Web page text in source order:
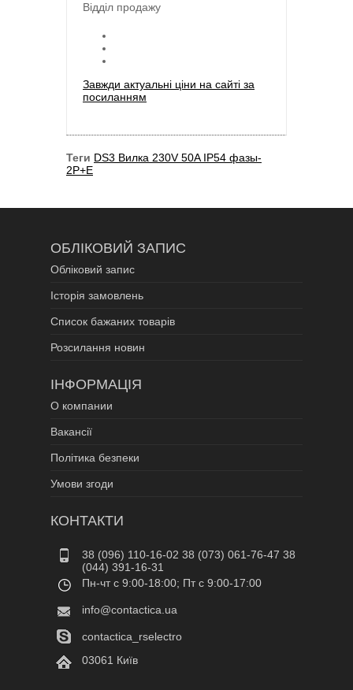
Відділ продажу
Завжди актуальні ціни на сайті за
посиланням
Теги DS3 Вилка 230V 50A IP54 фазы-
2P+E
ОБЛІКОВИЙ ЗАПИС
Обліковий запис
Історія замовлень
Список бажаних товарів
Розсилання новин
ІНФОРМАЦІЯ
О компании
Вакансії
Політика безпеки
Умови згоди
КОНТАКТИ
38 (096) 110-16-02 38 (073) 061-76-47 38
(044) 391-16-31
Пн-чт c 9:00-18:00; Пт c 9:00-17:00
info@contactica.ua
contactica_rselectro
03061 Київ